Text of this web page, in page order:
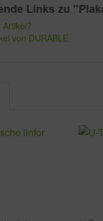
Links zu
von DURABLE